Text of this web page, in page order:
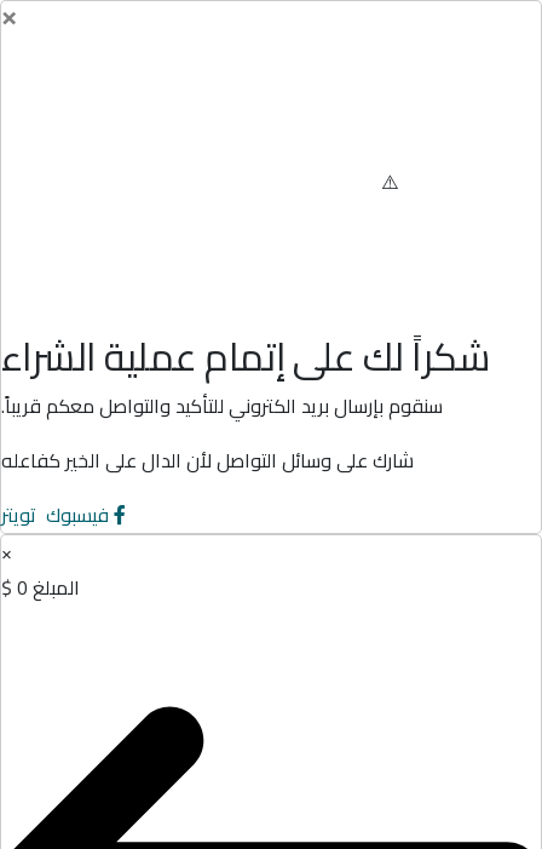
×
شكراً لك على إتمام عملية الشراء
سنقوم بإرسال بريد الكتروني للتأكيد والتواصل معكم قريباً.
شارك على وسائل التواصل لأن الدال على الخير كفاعله
فيسبوك تويتر
×
المبلغ0 $